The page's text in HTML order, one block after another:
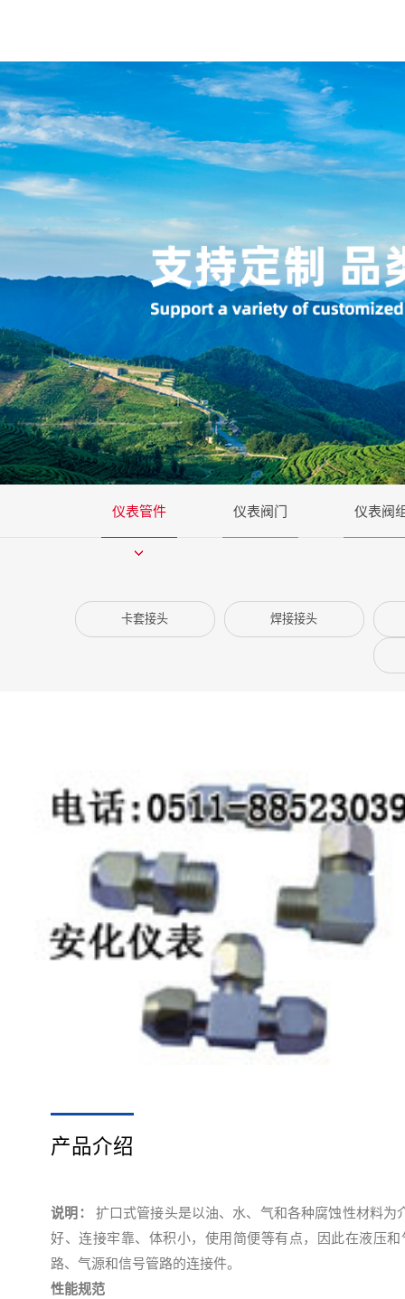
仪表管件 仪表阀门 仪表阀
卡套接头 焊接接头
产品介绍
说明：
扩口式管接头是以油、水、气和各种腐蚀性材料
好、连接牢靠、体积小，使用简便等有点，因此在液压
路、气源和信号管路的连接件。
性能规范